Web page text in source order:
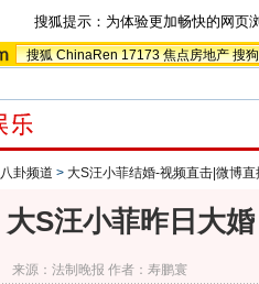
搜狐提示：为体验更加畅快的网页
搜狐 ChinaRen 17173 焦点房地产 搜狗
八卦频道 > 大S汪小菲结婚-视频直击|微博
大S汪小菲昨日大
来源：法制晚报 作者：寿鹏寰